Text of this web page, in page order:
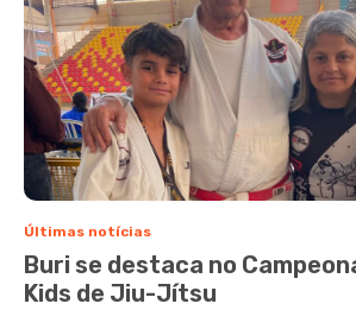
Últimas notícias
Buri se destaca no
Kids de Jiu-Jítsu